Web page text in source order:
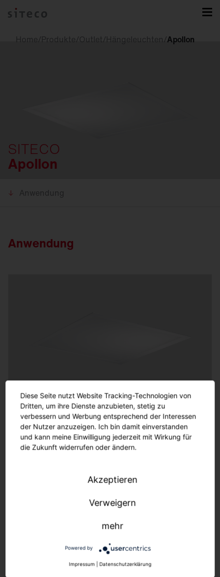
Home/Produkte/Outlet/Hängeleuchten/Apollon
SITECO
Apollon
Anwendung
Anwendung
Einbauleuchten
Diese Seite nutzt Website Tracking-Technologien von
Dritten, um ihre Dienste anzubieten, stetig zu
verbessern und Werbung entsprechend der Interessen
der Nutzer anzuzeigen. Ich bin damit einverstanden
und kann meine Einwilligung jederzeit mit Wirkung für
die Zukunft widerrufen oder ändern.
Akzeptieren
Verweigern
mehr
Powered by
Impressum | Datenschutzerklärung